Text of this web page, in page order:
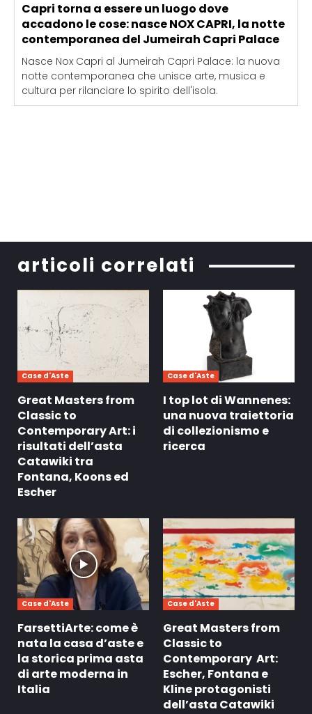
Capri torna a essere un luogo dove
accadono le cose: nasce NOX CAPRI, la notte
contemporanea del Jumeirah Capri Palace
Nasce Nox Capri al Jumeirah Capri Palace: la nuova
notte contemporanea che unisce arte, musica e
cultura per rilanciare lo spirito dell'isola.
articoli correlati
Case d'Aste
Great Masters from
Classic to
Contemporary Art: i
risultati dell’asta
Catawiki tra
Fontana, Koons ed
Escher
Case d'Aste
I top lot di Wannenes:
una nuova traiettoria
di collezionismo e
ricerca
Case d'Aste
FarsettiArte: come è
nata la casa d’aste e
la storica prima asta
di arte moderna in
Italia
Case d'Aste
Great Masters from
Classic to
Contemporary Art:
Escher, Fontana e
Kline protagonisti
dell’asta Catawiki